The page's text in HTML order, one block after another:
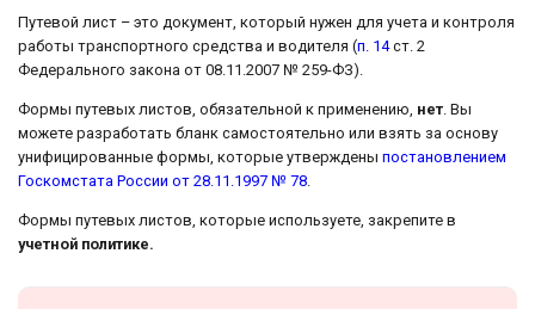
Путевой лист – это документ, который нужен для учета и контроля
работы транспортного средства и водителя (п. 14ст. 2
Федерального закона от 08.11.2007 № 259-ФЗ).
Формы путевых листов, обязательной к применению, нет. Вы
можете разработать бланк самостоятельно или взять за основу
унифицированные формы, которые утверждены постановлением
Госкомстата России от 28.11.1997 № 78.
Формы путевых листов, которые используете, закрепите в
учетной политике.